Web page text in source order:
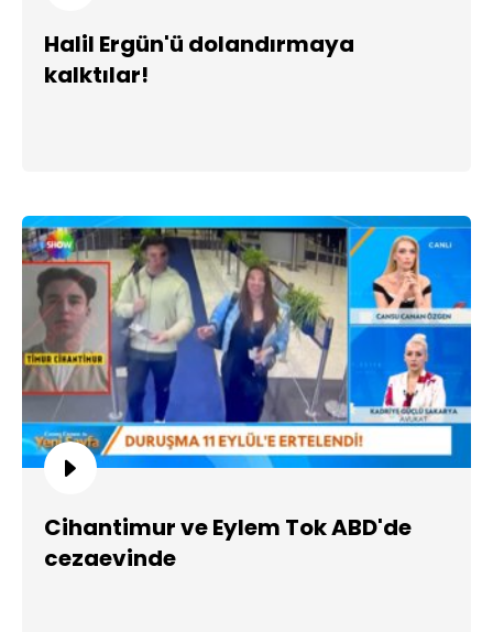
Halil Ergün'ü dolandırmaya
kalktılar!
Cihantimur ve Eylem Tok ABD'de
cezaevinde